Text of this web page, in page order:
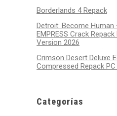
Borderlands 4 Repack
Detroit: Become Human
EMPRESS Crack
Version 2026
Crimson Desert Deluxe
Compressed Repack PC
Categorías